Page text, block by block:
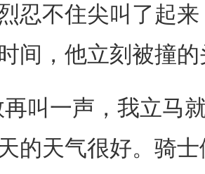
不住尖叫了起来
间，他立刻被撞
一声，我立马就
的天气很好。骑